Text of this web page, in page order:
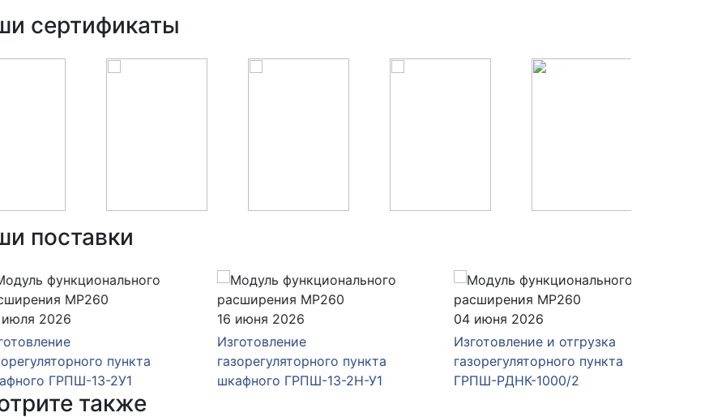
сертификаты
поставки
2026
пункта
ГРПШ-13-2У1
16 июня 2026
Изготовление
газорегуляторного пункта
шкафного ГРПШ-13-2Н-У1
04 июня 2026
Изготовление и отгрузка
газорегуляторного пункта
ГРПШ-РДНК-1000/2
также